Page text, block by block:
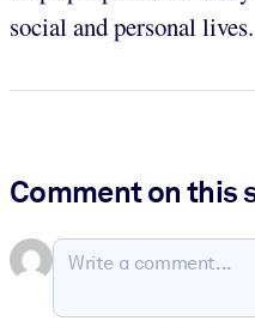
social and personal lives.
Comment on this